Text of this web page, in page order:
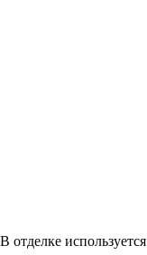
В отделке используется